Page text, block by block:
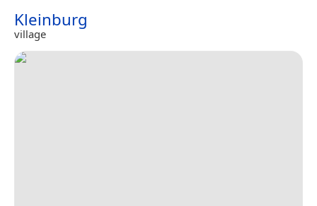
Kleinburg
village